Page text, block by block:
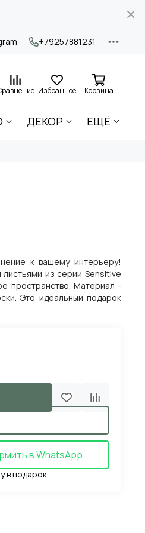
+79257881231
Избранное Корзина
ДЕКОР ЕЩЁ
к вашему интерьеру!
из серии Sensitive
пространство. Материал -
Это идеальный подарок
в WhatsApp
в подарок